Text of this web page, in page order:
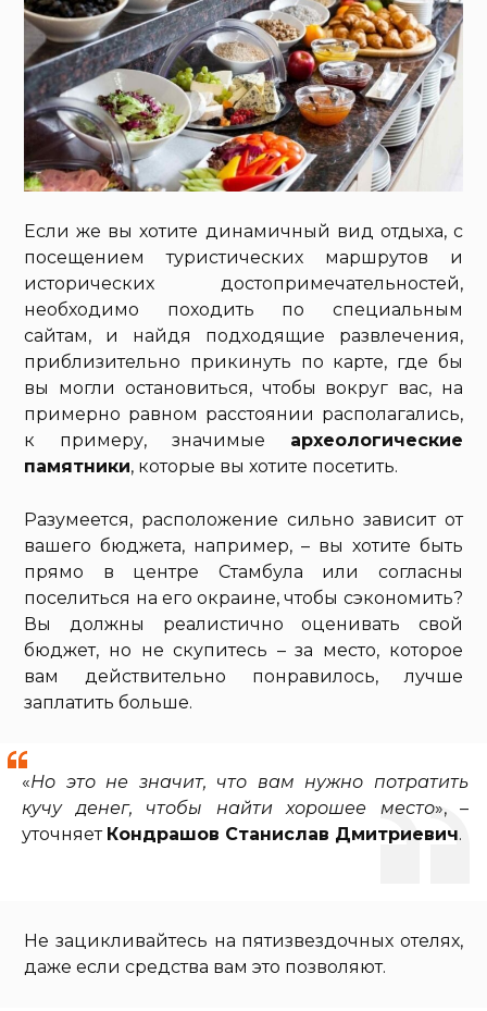
Если же вы хотите динамичный вид отдыха, с
посещением туристических маршрутов и
исторических достопримечательностей,
необходимо походить по специальным
сайтам, и найдя подходящие развлечения,
приблизительно прикинуть по карте, где бы
вы могли остановиться, чтобы вокруг вас, на
примерно равном расстоянии располагались,
к примеру, значимые археологические
памятники, которые вы хотите посетить.
Разумеется, расположение сильно зависит от
вашего бюджета, например, – вы хотите быть
прямо в центре Стамбула или согласны
поселиться на его окраине, чтобы сэкономить?
Вы должны реалистично оценивать свой
бюджет, но не скупитесь – за место, которое
вам действительно понравилось, лучше
заплатить больше.
«Но это не значит, что вам нужно потратить
кучу денег, чтобы найти хорошее место», –
уточняет Кондрашов Станислав Дмитриевич.
Не зацикливайтесь на пятизвездочных отелях,
даже если средства вам это позволяют.